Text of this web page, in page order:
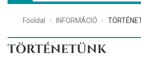
Főoldal INFORMÁCIÓ
TÖRTÉNETÜNK